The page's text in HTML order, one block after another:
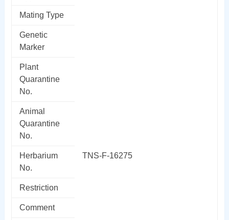
Mating Type
Genetic
Marker
Plant
Quarantine
No.
Animal
Quarantine
No.
Herbarium
No.
TNS-F-16275
Restriction
Comment